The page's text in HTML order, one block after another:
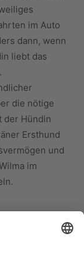
im Auto
dann, wenn
liebt das
die nötige
der Hündin
Ersthund
und
im